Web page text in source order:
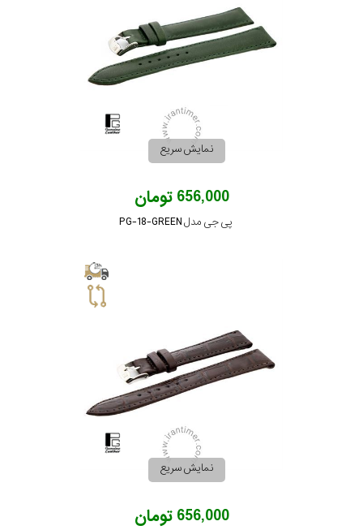
نمایش سریع
656,000 تومان
پی جی مدل PG-18-GREEN
نمایش سریع
656,000 تومان